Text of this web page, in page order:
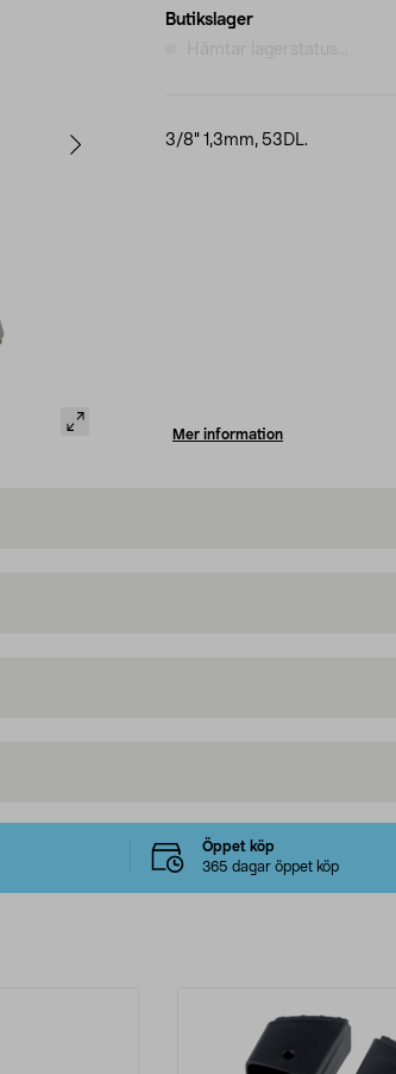
Butikslager
3/8" 1,3mm, 53DL.
Mer information
Öppet köp
365 dagar öppet köp